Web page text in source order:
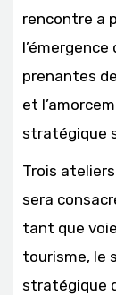
rencontre a
prenantes
et
stratégique
Trois
sera
tant que
tourisme, le
stratégique